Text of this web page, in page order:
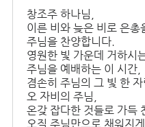
창조주 하나님,
이른 비와 늦은 비로 은총
주님을 찬양합니다.
영원한 빛 가운데 거하시
주님을 예배하는 이 시간,
겸손히 주님의 그 빛 한
오 자비의 주님,
온갖 잡다한 것들로 가득
오직 주님만으로 채워지